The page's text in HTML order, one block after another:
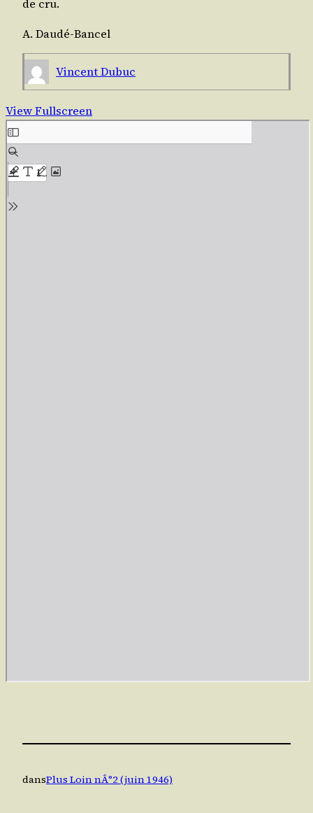
de cru.
A. Dau­dé-Ban­cel
Vincent Dubuc
View Fullscreen
dansPlus Loin nÂ°2 (juin 1946)